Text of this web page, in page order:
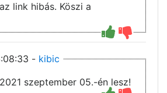
a
- kibic
szeptember 05.-én lesz!